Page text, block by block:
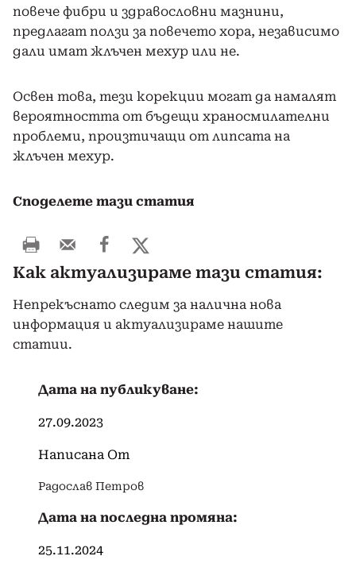
повече фибри и здравословни мазнини,
предлагат ползи за повечето хора, независимо
дали имат жлъчен мехур или не.
Освен това, тези корекции могат да намалят
вероятността от бъдещи храносмилателни
проблеми, произтичащи от липсата на
жлъчен мехур.
Споделете тази статия
Как актуализираме тази статия:
Непрекъснато следим за налична нова
информация и актуализираме нашите
статии.
Дата на публикуване:
27.09.2023
Написана От
Радослав Петров
Дата на последна промяна:
25.11.2024